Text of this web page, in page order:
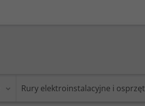
Rury elektroinstalacyjne i osprzęt